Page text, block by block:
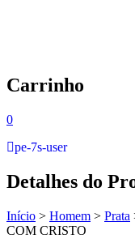
Carrinho
0
pe-7s-user
Detalhes do
Início > Homem > Prata
COM CRISTO